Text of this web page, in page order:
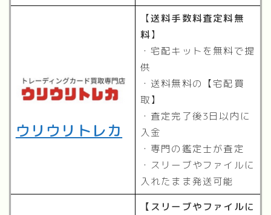
ウリウリトレカ
【送料手数料査定料無
料】
・宅配キットを無料で提
供
・送料無料の【宅配買
取】
・査定完了後3日以内に
入金
・専門の鑑定士が査定
・スリーブやファイルに
入れたまま発送可能
【スリーブやファイルに